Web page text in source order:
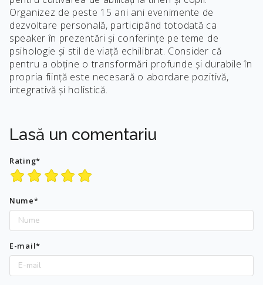
Organizez de peste 15 ani ani evenimente de
dezvoltare personală, participând totodată ca
speaker în prezentări și conferințe pe teme de
psihologie și stil de viață echilibrat. Consider că
pentru a obține o transformări profunde și durabile în
propria ființă este necesară o abordare pozitivă,
integrativă și holistică.
Lasă un comentariu
Rating*
Nume*
E-mail*